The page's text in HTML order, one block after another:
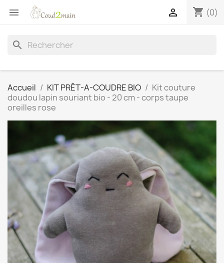
 shopping_cart (0)

search
Accueil KIT PRÊT-A-COUDRE BIO
Kit couture
doudou lapin souriant bio - 20 cm - corps taupe
oreilles rose